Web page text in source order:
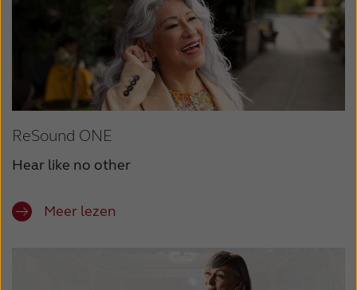
ReSound ONE
Hear like no other
Meer lezen